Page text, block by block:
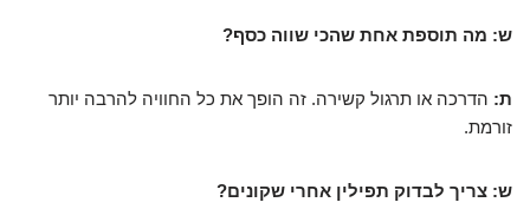
ש: מה תוספת אחת שהכי שווה כסף?
ת: הדרכה או תרגול קשירה. זה הופך את כל החוויה להרבה יותר
זורמת.
ש: צריך לבדוק תפילין אחרי שקונים?